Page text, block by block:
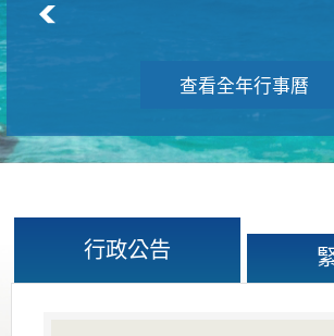
查看全年行事曆
行政公告